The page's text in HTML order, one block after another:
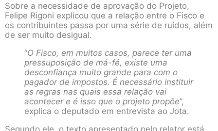
Sobre a necessidade de aprovação do Projeto,
Felipe Rigoni explicou que a relação entre o Fisco e
os contribuintes passa por uma série de ruídos, além
de ser muito desigual.
“O Fisco, em muitos casos, parece ter uma
pressuposição de má-fé, existe uma
desconfiança muito grande para com o
pagador de impostos. É necessário instituir
as regras nas quais essa relação vai
acontecer e é isso que o projeto propõe”,
explica o deputado em entrevista ao Jota.
Segundo ele, o texto apresentado pelo relator está